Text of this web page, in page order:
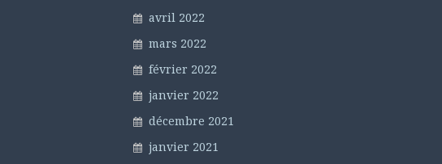
avril 2022
mars 2022
février 2022
janvier 2022
décembre 2021
janvier 2021